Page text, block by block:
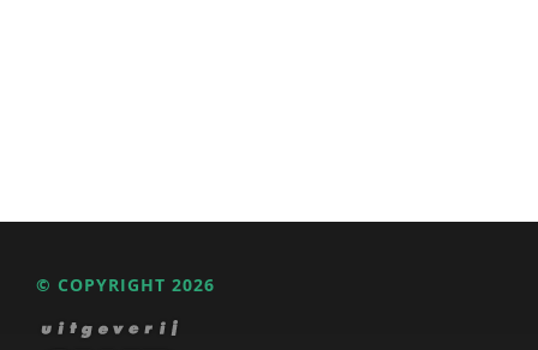
© COPYRIGHT 2026